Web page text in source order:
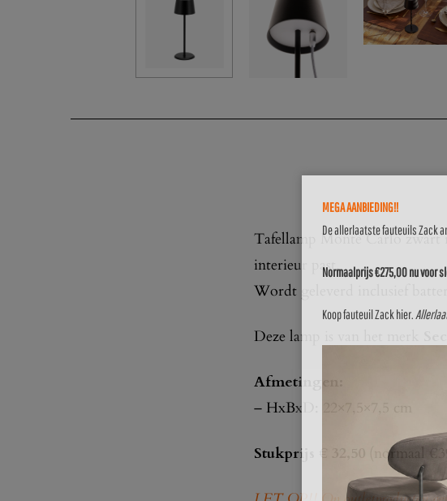
Tafellamp Monte Carlo zwart
interieur past.
Wordt geleverd inclusief
Deze lamp is van het merk
Afmetingen:
– HxBxD: 22×7,5×7,5 cm
Stukprijs € 32,50 (normaal
MEGA AANBIEDING!!
De allerlaatste fauteuils Zack
Normaalprijs €275,00 nu voor
Koop fauteuil Zackhier